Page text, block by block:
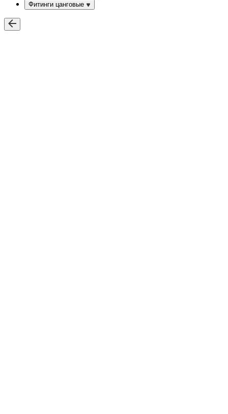
Фитинги цанговые